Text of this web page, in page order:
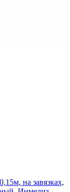
на завязках,